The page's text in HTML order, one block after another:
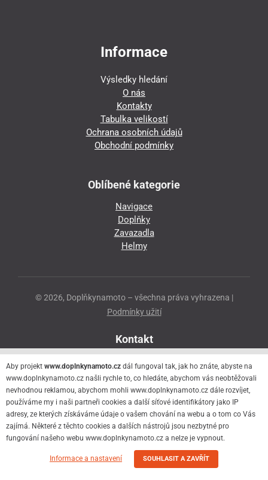
Informace
Výsledky hledání
O nás
Kontakty
Tabulka velikostí
Ochrana osobních údajů
Obchodní podmínky
Oblíbené kategorie
Navigace
Doplňky
Zavazadla
Helmy
© 2026, Doplňkynamoto – všechna práva vyhrazena |
Podmínky užití
Kontakt
Přeloučská 86
530 06 Pardubice - Staré Čivice
776 056 073
motorider.rf@seznam.cz
Aby projekt www.doplnkynamoto.cz dál fungoval tak, jak ho znáte, abyste na
www.doplnkynamoto.cz našli rychle to, co hledáte, abychom vás neobtěžovali
nevhodnou reklamou, abychom mohli www.doplnkynamoto.cz dále rozvíjet,
používáme my i naši partneři cookies a další síťové identifikátory jako IP
adresy, ze kterých získáváme údaje o vašem chování na webu a o tom co Vás
zajímá. Některé z těchto cookies a dalších nástrojů jsou nezbytné pro
fungování našeho webu www.doplnkynamoto.cz a nelze je vypnout.
Informace a nastavení SOUHLASIT A ZAVŘÍT